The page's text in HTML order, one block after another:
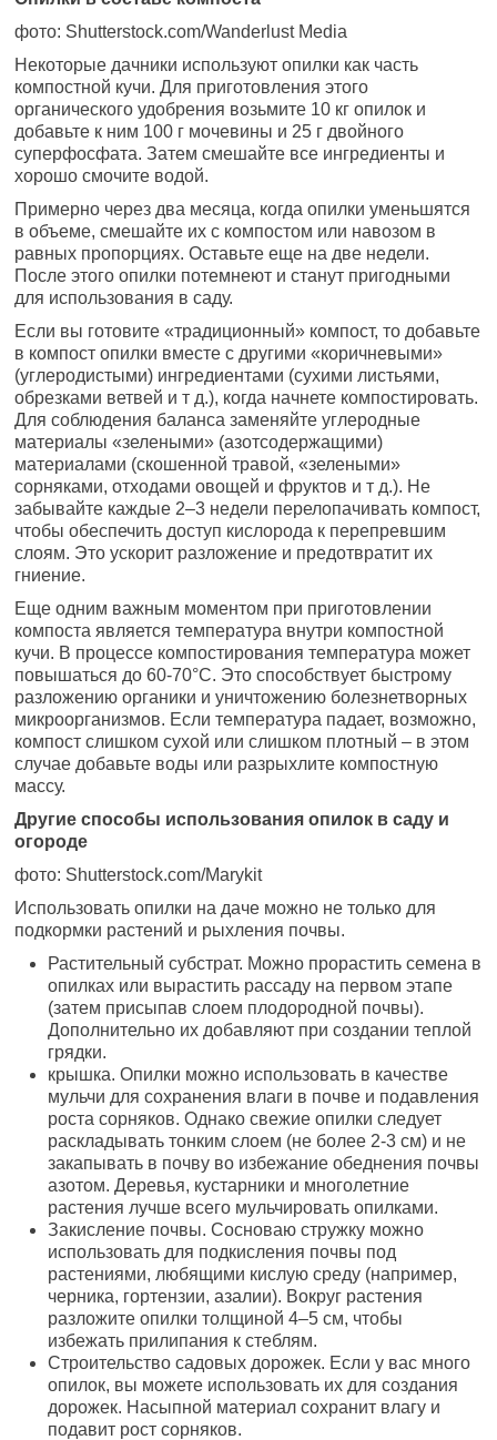
фото: Shutterstock.com/Wanderlust Media
Некоторые дачники используют опилки как часть
компостной кучи. Для приготовления этого
органического удобрения возьмите 10 кг опилок и
добавьте к ним 100 г мочевины и 25 г двойного
суперфосфата. Затем смешайте все ингредиенты и
хорошо смочите водой.
Примерно через два месяца, когда опилки уменьшятся
в объеме, смешайте их с компостом или навозом в
равных пропорциях. Оставьте еще на две недели.
После этого опилки потемнеют и станут пригодными
для использования в саду.
Если вы готовите «традиционный» компост, то добавьте
в компост опилки вместе с другими «коричневыми»
(углеродистыми) ингредиентами (сухими листьями,
обрезками ветвей и т д.), когда начнете компостировать.
Для соблюдения баланса заменяйте углеродные
материалы «зелеными» (азотсодержащими)
материалами (скошенной травой, «зелеными»
сорняками, отходами овощей и фруктов и т д.). Не
забывайте каждые 2–3 недели перелопачивать компост,
чтобы обеспечить доступ кислорода к перепревшим
слоям. Это ускорит разложение и предотвратит их
гниение.
Еще одним важным моментом при приготовлении
компоста является температура внутри компостной
кучи. В процессе компостирования температура может
повышаться до 60-70°C. Это способствует быстрому
разложению органики и уничтожению болезнетворных
микроорганизмов. Если температура падает, возможно,
компост слишком сухой или слишком плотный – в этом
случае добавьте воды или разрыхлите компостную
массу.
Другие способы использования опилок в саду и
огороде
фото: Shutterstock.com/Marykit
Использовать опилки на даче можно не только для
подкормки растений и рыхления почвы.
Растительный субстрат. Можно прорастить семена в
опилках или вырастить рассаду на первом этапе
(затем присыпав слоем плодородной почвы).
Дополнительно их добавляют при создании теплой
грядки.
крышка. Опилки можно использовать в качестве
мульчи для сохранения влаги в почве и подавления
роста сорняков. Однако свежие опилки следует
раскладывать тонким слоем (не более 2-3 см) и не
закапывать в почву во избежание обеднения почвы
азотом. Деревья, кустарники и многолетние
растения лучше всего мульчировать опилками.
Закисление почвы. Сосноваю стружку можно
использовать для подкисления почвы под
растениями, любящими кислую среду (например,
черника, гортензии, азалии). Вокруг растения
разложите опилки толщиной 4–5 см, чтобы
избежать прилипания к стеблям.
Строительство садовых дорожек. Если у вас много
опилок, вы можете использовать их для создания
дорожек. Насыпной материал сохранит влагу и
подавит рост сорняков.